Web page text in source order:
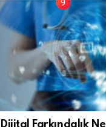
Dijital Farkındalık